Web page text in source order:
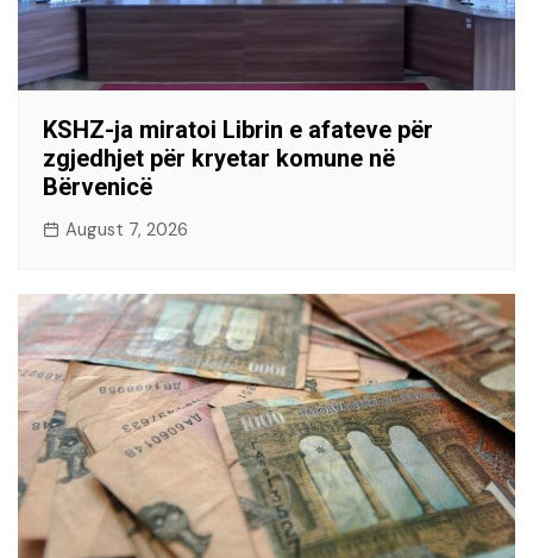
KSHZ-ja miratoi Librin e afateve për
zgjedhjet për kryetar komune në
Bërvenicë
August 7, 2026